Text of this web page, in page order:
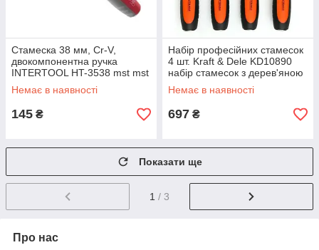
Стамеска 38 мм, Cr-V,
двокомпонентна ручка
INTERTOOL HT-3538 mst mst
Немає в наявності
145 ₴
Набір професійних стамесок
4 шт. Kraft & Dele KD10890
набір стамесок з дерев'яною
ручкою
Немає в наявності
697 ₴
Показати ще
1 / 3
Про нас